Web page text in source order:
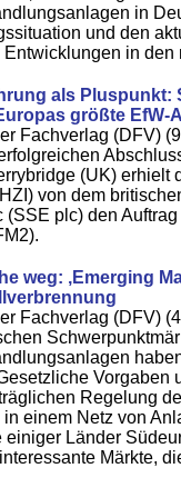
in
und den
Entwicklungen in den
als Pluspunkt:
größte EfW-
Fachverlag (DFV)
(UK) erhielt
von dem
(SSE plc) den
weg: ‚Emerging
Fachverlag (DFV)
Vorgaben
Regelung
in einem Netz von
einiger Länder
Märkte,